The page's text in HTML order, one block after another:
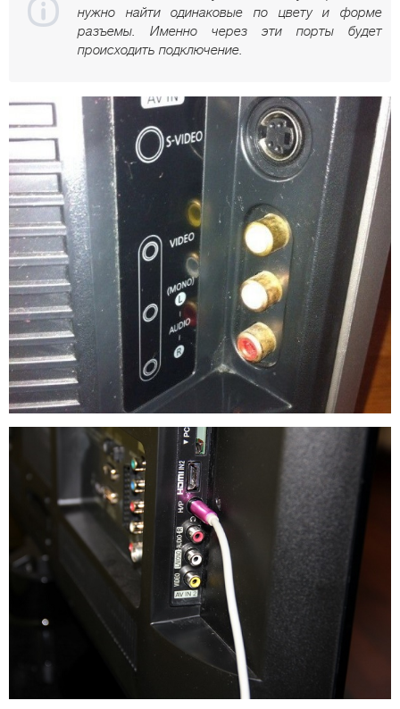
нужно найти одинаковые по цвету и форме
разъемы. Именно через эти порты будет
происходить подключение.